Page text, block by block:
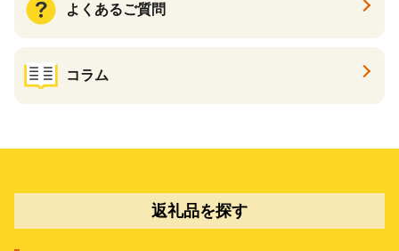
よくあるご質問
コラム
返礼品を探す